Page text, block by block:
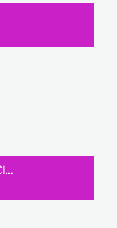
COMPUTER ENGLISH NATURAL SCIENCES